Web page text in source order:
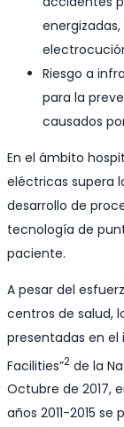
Riesgo a
para la
causados
En el ámbito
eléctricas supera
desarrollo de
tecnología de
paciente.
A pesar del
centros de salud,
presentadas en el
Facilities”2 de la
Octubre de 2017,
años 2011-2015